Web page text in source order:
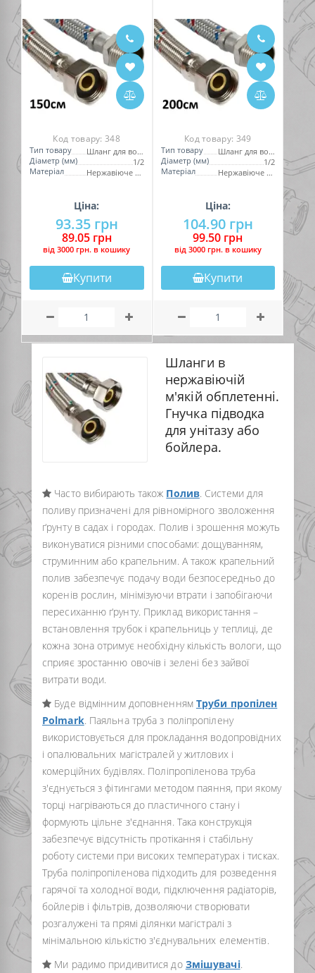
Код товару:348
Тип товару
Шланг для води
Діаметр (мм)
1/2
Матеріал
Нержавіюче обплетення
Ціна:
93.35 грн
89.05 грн
вiд 3000 грн. в кошику
Купити
Код товару: 349
Тип товару
Шланг для води
Діаметр (мм)
1/2
Матеріал
Нержавіюче обплетення
Ціна:
104.90 грн
99.50 грн
вiд 3000 грн. в кошику
Купити
Шланги в
нержавіючій
м'якій обплетенні.
Гнучка підводка
для унітазу або
бойлера.
Часто вибирають також Полив. Системи для
поливу призначені для рівномірного зволоження
ґрунту в садах і городах. Полив і зрошення можуть
виконуватися різними способами: дощуванням,
струминним або крапельним. А також крапельний
полив забезпечує подачу води безпосередньо до
коренів рослин, мінімізуючи втрати і запобігаючи
пересиханню ґрунту. Приклад використання –
встановлення трубок і крапельниць у теплиці, де
кожна зона отримує необхідну кількість вологи, що
сприяє зростанню овочів і зелені без зайвої
витрати води.
Буде відмінним доповненням Труби пропілен
Polmark. Паяльна труба з поліпропілену
використовується для прокладання водопровідних
і опалювальних магістралей у житлових і
комерційних будівлях. Поліпропіленова труба
з'єднується з фітингами методом паяння, при якому
торці нагріваються до пластичного стану і
формують цільне з'єднання. Така конструкція
забезпечує відсутність протікання і стабільну
роботу системи при високих температурах і тисках.
Труба поліпропіленова підходить для розведення
гарячої та холодної води, підключення радіаторів,
бойлерів і фільтрів, дозволяючи створювати
розгалужені та прямі ділянки магістралі з
мінімальною кількістю з'єднувальних елементів.
Ми радимо придивитися до Змішувачі.